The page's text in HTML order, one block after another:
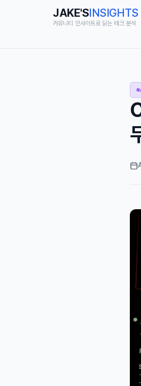
JAKE'SINSIGHTS
커뮤니티 인사이트로 읽는 테크 분석